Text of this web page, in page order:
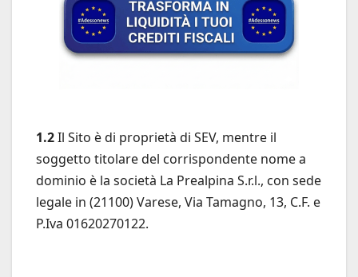
1.2Il Sito è di proprietà di SEV, mentre il
soggetto titolare del corrispondente nome a
dominio è la società La Prealpina S.r.l., con sede
legale in (21100) Varese, Via Tamagno, 13, C.F. e
P.Iva 01620270122.